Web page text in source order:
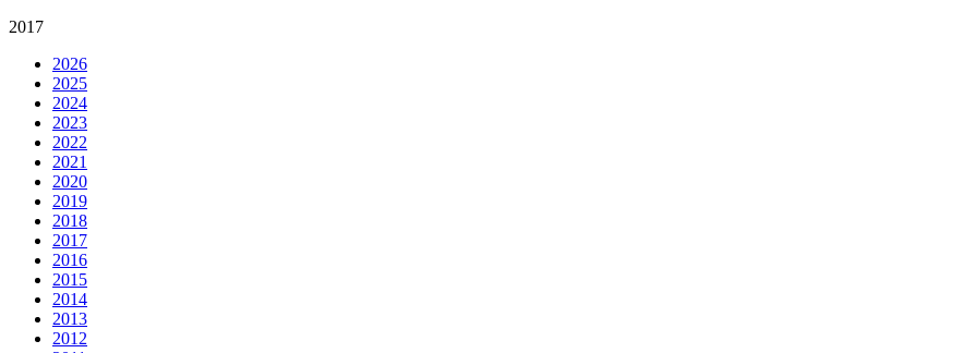
2017
2026
2025
2024
2023
2022
2021
2020
2019
2018
2017
2016
2015
2014
2013
2012